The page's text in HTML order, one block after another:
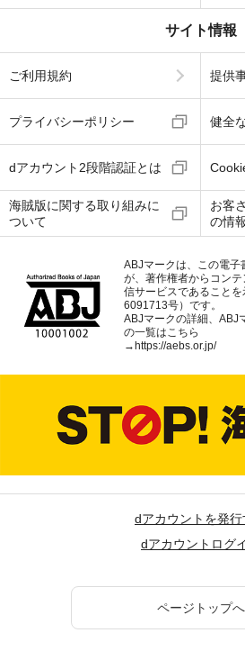
サイト情報
ご利用規約 提供
プライバシーポリシー 健全
dアカウント2段階認証とは
海賊版に関する取り組みに
ついて
お客
の情
ABJマークは、この電子
が、著作権者からコン
信サービスであること
6091713号）です。
ABJマークの詳細、ABJ
の一覧はこちら
→ https://aebs.or.jp/
dアカウントを発行
dアカウントログ
ページトップへ